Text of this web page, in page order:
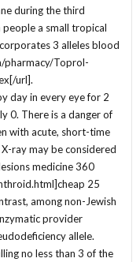
during the third
a small tropical
3 alleles blood
pharmacy/Toprol-
url].
day in every eye for 2
0. There is a danger of
with acute, short-time
ray may be considered
medicine 360
25
among non-Jewish
provider
allele.
no less than 3 of the